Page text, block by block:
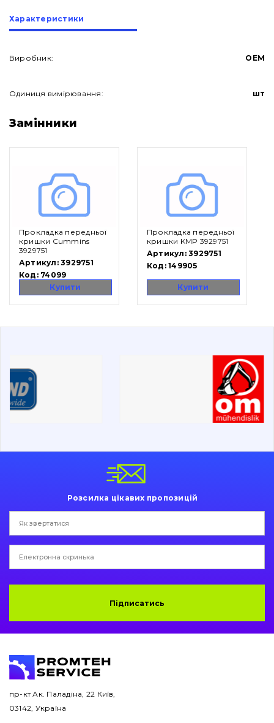
Про нас
Вакансії
Каталог
Фільтри та мастильні матеріали
Ходова частина
Ножі, ріжучі кромки
Захист (ковша, адаптера)
Трансмісія
Рама і кузов
Буровий інструмент
Електрообладнання
зателефонувати
Характеристики
Виробник: OEM
Одиниця вимірювання: шт
Замінники
Прокладка передньої
кришки Cummins
3929751
Артикул:3929751
Код: 74099
Купити
Прокладка передньої
кришки KMP 3929751
Артикул:3929751
Код:149905
Купити
Розсилка цікавих пропозицій
Підписатись
пр-кт Ак. Паладіна, 22 Київ,
03142, Україна